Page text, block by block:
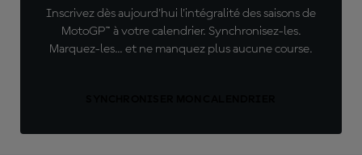
Inscrivez dès aujourd'hui l'intégralité des saisons de
MotoGP™ à votre calendrier. Synchronisez-les.
Marquez-les... et ne manquez plus aucune course.